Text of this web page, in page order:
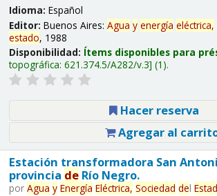
Idioma: Español
Editor: Buenos Aires: Agua y energía eléctrica,
estado, 1988
Disponibilidad: Ítems disponibles para
topográfica: 621.374.5/A282/v.3 (1).
Hacer reserva
Agregar al
Estación transformadora San
provincia deRío Negro.
por Agua y Energía Eléctrica, Sociedad del